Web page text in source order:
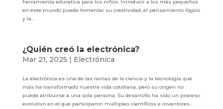
herramienta educativa para los niños. Introducir a los más pequeños
en este mundo puede fomentar su creatividad, el pensamiento lógico
y la...
¿Quién creó la electrónica?
Mar 21, 2025 | Electrónica
La electrónica es una de las ramas de la ciencia y la tecnología que
más ha transformado nuestra vida cotidiana, pero su origen no
puede atribuirse a una sola persona. Su desarrollo ha sido un proceso
evolutivo en el que participaron múltiples científicos e inventores...